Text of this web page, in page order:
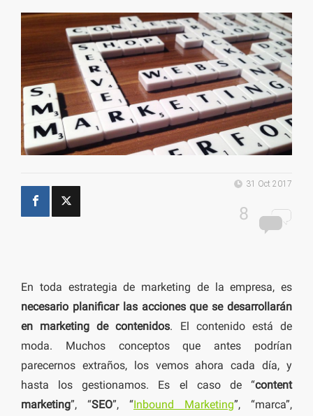
31 Oct 2017
8
En toda estrategia de marketing de la empresa, es
necesario planificar las acciones que se desarrollarán
en marketing de contenidos. El contenido está de
moda. Muchos conceptos que antes podrían
parecernos extraños, los vemos ahora cada día, y
hasta los gestionamos. Es el caso de “content
marketing”, “SEO”, “Inbound Marketing”, “marca”,